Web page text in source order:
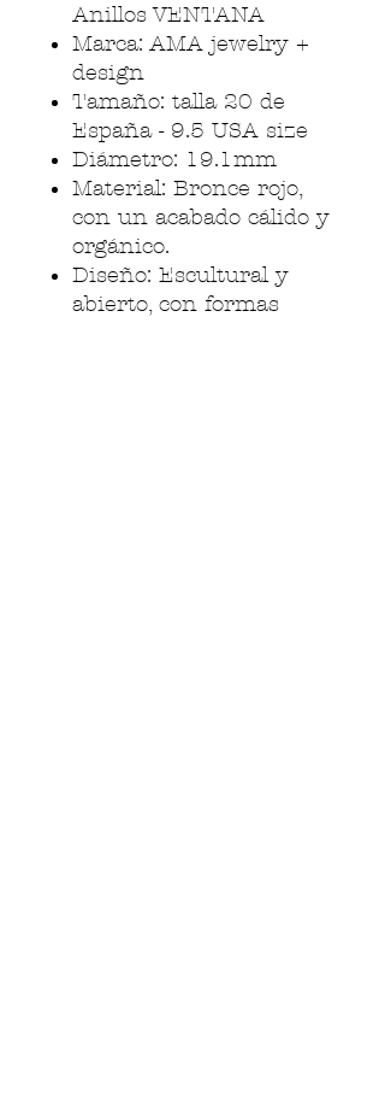
Anillos VENTANA
Marca: AMA jewelry +
design
Tamaño: talla 20 de
España - 9.5 USA size
Diámetro: 19.1mm
Material: Bronce rojo,
con un acabado cálido y
orgánico.
Diseño: Escultural y
abierto, con formas